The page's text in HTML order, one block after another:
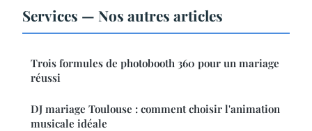
Services — Nos autres articles
Trois formules de photobooth 360 pour un mariage
réussi
DJ mariage Toulouse : comment choisir l'animation
musicale idéale